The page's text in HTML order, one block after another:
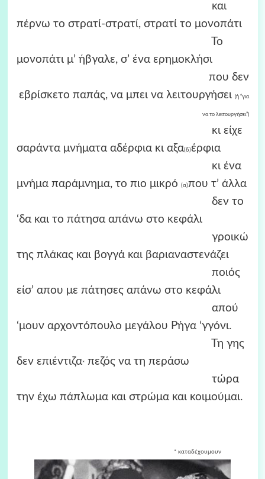
και
πέρνω το στρατί-στρατί, στρατί το μονοπάτι
Το
μονοπάτι μ’ ήβγαλε, σ’ ένα ερημοκλήσι
που δεν
εβρίσκετο παπάς, να μπει να λειτουργήσει (ή “για
να το λειτουργήσει”)
κι είχε
σαράντα μνήματα αδέρφια κι αξα(δ)έρφια
κι ένα
μνήμα παράμνημα, το πιο μικρό (α)που τ’ άλλα
δεν το
‘δα και το πάτησα απάνω στο κεφάλι
γροικώ
της πλάκας και βογγά και βαριαναστενάζει
ποιός
είσ’ απου με πάτησες απάνω στο κεφάλι
απού
‘μουν αρχοντόπουλο μεγάλου Ρήγα ‘γγόνι.
Τη γης
δεν επιέντιζα*πεζός να τη περάσω
τώρα
την έχω πάπλωμα και στρώμα και κοιμούμαι.
* καταδέχουμουν